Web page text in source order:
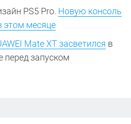
PS5 Pro. Новую консоль
этом месяце
Mate XT засветился в
перед запуском